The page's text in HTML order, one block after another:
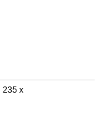
235 x